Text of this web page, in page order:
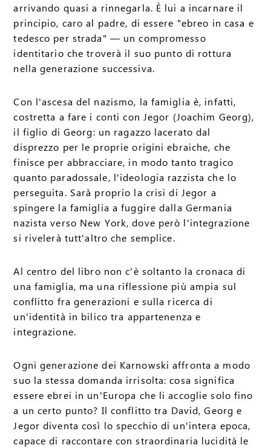
arrivando quasi a rinnegarla. È lui a incarnare il
principio, caro al padre, di essere "ebreo in casa e
tedesco per strada" — un compromesso
identitario che troverà il suo punto di rottura
nella generazione successiva.
Con l'ascesa del nazismo, la famiglia è, infatti,
costretta a fare i conti con Jegor (Joachim Georg),
il figlio di Georg: un ragazzo lacerato dal
disprezzo per le proprie origini ebraiche, che
finisce per abbracciare, in modo tanto tragico
quanto paradossale, l'ideologia razzista che lo
perseguita. Sarà proprio la crisi di Jegor a
spingere la famiglia a fuggire dalla Germania
nazista verso New York, dove però l'integrazione
si rivelerà tutt'altro che semplice.
Al centro del libro non c'è soltanto la cronaca di
una famiglia, ma una riflessione più ampia sul
conflitto fra generazioni e sulla ricerca di
un'identità in bilico tra appartenenza e
integrazione.
Ogni generazione dei Karnowski affronta a modo
suo la stessa domanda irrisolta: cosa significa
essere ebrei in un'Europa che li accoglie solo fino
a un certo punto? Il conflitto tra David, Georg e
Jegor diventa così lo specchio di un'intera epoca,
capace di raccontare con straordinaria lucidità le